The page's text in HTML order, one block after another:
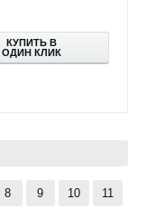
КУПИТЬ В
ОДИН КЛИК
8 9 10
11